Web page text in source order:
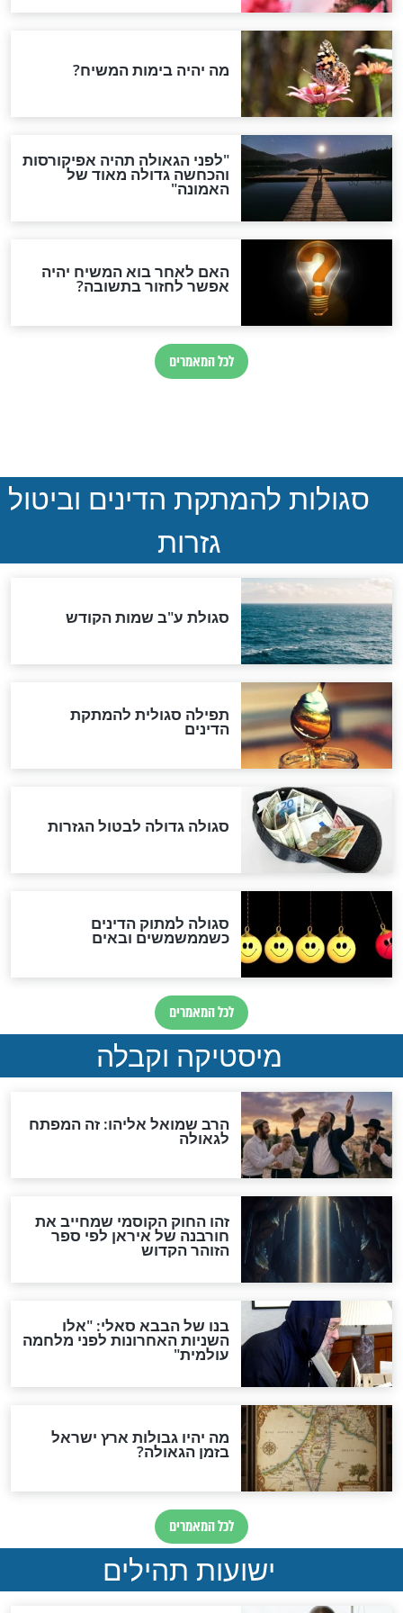
שם מבטל גזירה
| הרב אליהו רבי
יהיה טוב יותר מ"פה"?
חדשות יהדות
הותר לפרסום: לוחמי מילואים
ההסכם החשאי של טראמפ
ואיראן: בלי שקיפות ועם הרבה
סימני שאלה
במרתפי מוסקבה: כתב היד
הנדיר של הרשב"ם התגלה
"מודה לקב"ה על כל השנים"
לכל המאמרים
אחרית הימים
האם אפשר לחשב את הקץ?
מה יהיה בימות המשיח?
"לפני הגאולה תהיה אפיקורסות
והכחשה גדולה מאוד של
האמונה"
האם לאחר בוא המשיח יהיה
אפשר לחזור בתשובה?
לכל המאמרים
להמתקת הדינים וביטול
גזרות